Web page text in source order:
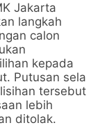
Jakarta
langkah
calon
kepada
Putusan sela
tersebut
lebih
ditolak.